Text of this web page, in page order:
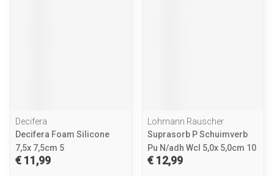
Decifera
Decifera Foam Silicone
7,5x 7,5cm 5
€ 11,99
Lohmann Rauscher
Suprasorb P Schuimverb
Pu N/adh Wcl 5,0x 5,0cm 10
€ 12,99